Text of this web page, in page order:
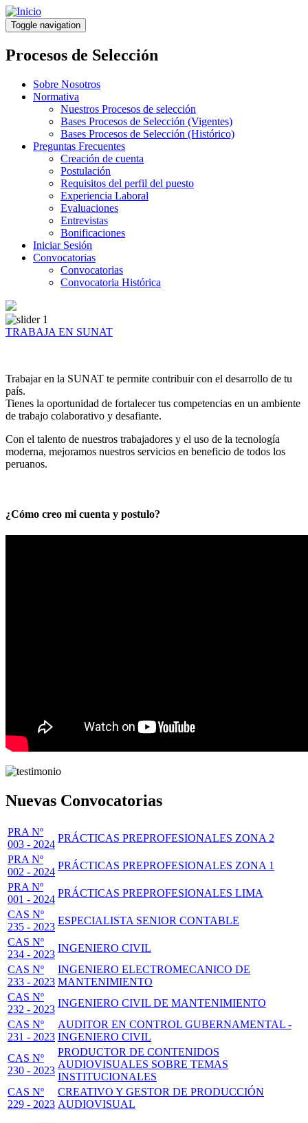
Pasar
al
contenido
principal
Toggle navigation
Procesos de Selección
Sobre Nosotros
Normativa
Nuestros Procesos de selección
Bases Procesos de Selección (Vigentes)
Bases Procesos de Selección (Histórico)
Preguntas Frecuentes
Creación de cuenta
Postulación
Requisitos del perfil del puesto
Experiencia Laboral
Evaluaciones
Entrevistas
Bonificaciones
Iniciar Sesión
Convocatorias
Convocatorias
Convocatoria Histórica
TRABAJA EN SUNAT
Trabajar en la SUNAT te permite contribuir con el desarrollo de tu
país.
Tienes la oportunidad de fortalecer tus competencias en un ambiente
de trabajo colaborativo y desafiante.
Con el talento de nuestros trabajadores y el uso de la tecnología
moderna, mejoramos nuestros servicios en beneficio de todos los
peruanos.
¿Cómo creo mi cuenta y postulo?
Nuevas Convocatorias
PRA Nº
003 - 2024
PRÁCTICAS PREPROFESIONALES ZONA 2
PRA Nº
002 - 2024
PRÁCTICAS PREPROFESIONALES ZONA 1
PRA Nº
001 - 2024
PRÁCTICAS PREPROFESIONALES LIMA
CAS Nº
235 - 2023
ESPECIALISTA SENIOR CONTABLE
CAS Nº
234 - 2023
INGENIERO CIVIL
CAS Nº
233 - 2023
INGENIERO ELECTROMECANICO DE
MANTENIMIENTO
CAS Nº
232 - 2023
INGENIERO CIVIL DE MANTENIMIENTO
CAS Nº
231 - 2023
AUDITOR EN CONTROL GUBERNAMENTAL -
INGENIERO CIVIL
CAS Nº
230 - 2023
PRODUCTOR DE CONTENIDOS
AUDIOVISUALES SOBRE TEMAS
INSTITUCIONALES
CAS Nº
229 - 2023
CREATIVO Y GESTOR DE PRODUCCIÓN
AUDIOVISUAL